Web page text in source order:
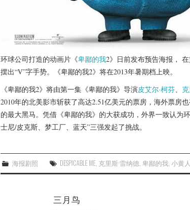
环球公司打造的动画片《卑鄙的我2》日前发布预告海报，
摆出“V”字手势。《卑鄙的我2》将在2013年暑期档上映。
《卑鄙的我2》将由第一集《卑鄙的我》导演皮艾尔·柯芬、
2010年的北美影市斩获了高达2.51亿美元的票房，海外票房
的最大黑马。凭借《卑鄙的我》的大获成功，外界一致认为
士尼/皮克斯、梦工厂、蓝天”三强发起了挑战。
海报剧照 DESPICABLE ME, 克里斯·雷纳德,卑鄙的我,小黄人
三月鸟